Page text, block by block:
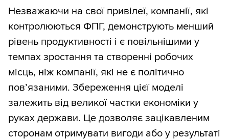
Незважаючи на свої привілеї, компанії, які
контролюються ФПГ, демонструють менший
рівень продуктивності і є повільнішими у
темпах зростання та створенні робочих
місць, ніж компанії, які не є політично
пов’язаними. Збереження цієї моделі
залежить від великої частки економіки у
руках держави. Це дозволяє зацікавленим
сторонам отримувати вигоди або у результаті